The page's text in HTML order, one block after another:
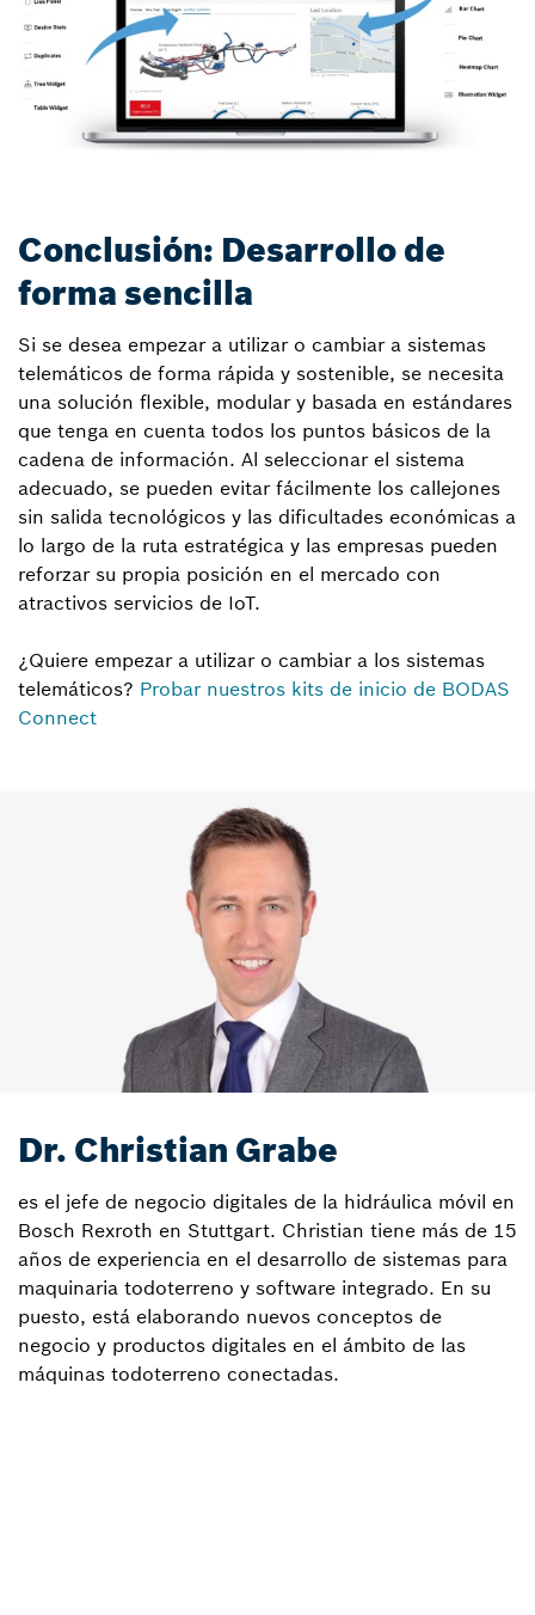
Conclusión: Desarrollo de
forma sencilla
Si se desea empezar a utilizar o cambiar a sistemas
telemáticos de forma rápida y sostenible, se necesita
una solución flexible, modular y basada en estándares
que tenga en cuenta todos los puntos básicos de la
cadena de información. Al seleccionar el sistema
adecuado, se pueden evitar fácilmente los callejones
sin salida tecnológicos y las dificultades económicas a
lo largo de la ruta estratégica y las empresas pueden
reforzar su propia posición en el mercado con
atractivos servicios de IoT.
¿Quiere empezar a utilizar o cambiar a los sistemas
telemáticos? Probar nuestros kits de inicio de BODAS
Connect
Dr. Christian Grabe
es el jefe de negocio digitales de la hidráulica móvil en
Bosch Rexroth en Stuttgart. Christian tiene más de 15
años de experiencia en el desarrollo de sistemas para
maquinaria todoterreno y software integrado. En su
puesto, está elaborando nuevos conceptos de
negocio y productos digitales en el ámbito de las
máquinas todoterreno conectadas.